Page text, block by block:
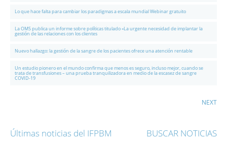
Lo que hace falta para cambiar los paradigmas a escala mundial Webinar gratuito
La OMS publica un informe sobre políticas titulado «La urgente necesidad de implantar la
gestión de las relaciones con los clientes
Nuevo hallazgo: la gestión de la sangre de los pacientes ofrece una atención rentable
Un estudio pionero en el mundo confirma que menos es seguro, incluso mejor, cuando se
trata de transfusiones – una prueba tranquilizadora en medio de la escasez de sangre
COVID-19
NEXT
Últimas noticias del IFPBM BUSCAR NOTICIAS